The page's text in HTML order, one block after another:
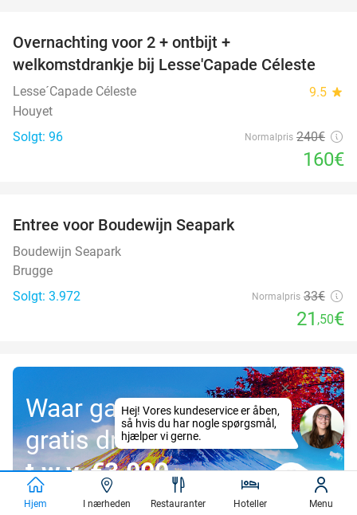
Overnachting voor 2 + ontbijt +
welkomstdrankje bij Lesse'Capade Céleste
Lesse´Capade Céleste 9.5 star
Houyet
Solgt: 96
Normalpris 240€
160€
Entree voor Boudewijn Seapark
Boudewijn Seapark
Brugge
Solgt: 3.972
Normalpris 33€
21 ,50€
Waar gaat jouw
gratis droomreis
t.w.v. €3.000
naartoe?
Hjem I nærheden Restauranter Hoteller Menu